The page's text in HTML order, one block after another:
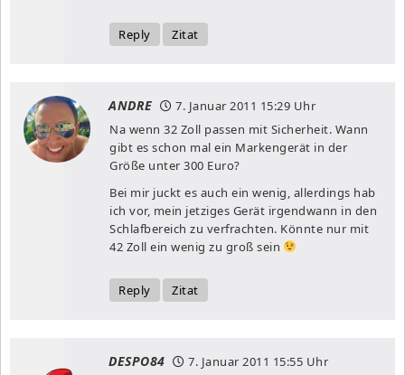
Reply Zitat
ANDRE 7. Januar 2011 15:29 Uhr
Na wenn 32 Zoll passen mit Sicherheit. Wann
gibt es schon mal ein Markengerät in der
Größe unter 300 Euro?
Bei mir juckt es auch ein wenig, allerdings hab
ich vor, mein jetziges Gerät irgendwann in den
Schlafbereich zu verfrachten. Könnte nur mit
42 Zoll ein wenig zu groß sein
Reply Zitat
DESPO84 7. Januar 2011 15:55 Uhr